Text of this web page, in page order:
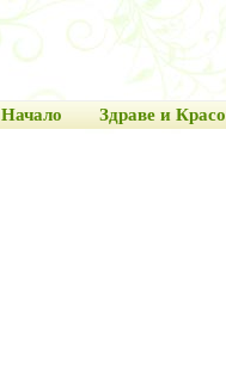
Начало Здраве и